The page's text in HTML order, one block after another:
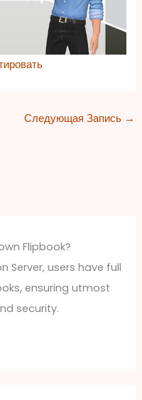
Следующая Запись →
Flipbook?
Server, users have full
ensuring utmost
security.